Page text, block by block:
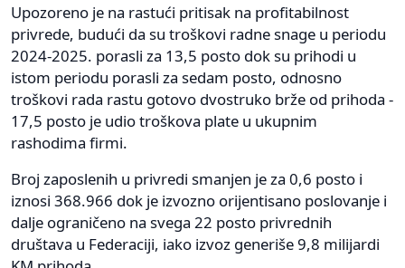
Upozoreno je na rastući pritisak na profitabilnost
privrede, budući da su troškovi radne snage u periodu
2024-2025. porasli za 13,5 posto dok su prihodi u
istom periodu porasli za sedam posto, odnosno
troškovi rada rastu gotovo dvostruko brže od prihoda -
17,5 posto je udio troškova plate u ukupnim
rashodima firmi.
Broj zaposlenih u privredi smanjen je za 0,6 posto i
iznosi 368.966 dok je izvozno orijentisano poslovanje i
dalje ograničeno na svega 22 posto privrednih
društava u Federaciji, iako izvoz generiše 9,8 milijardi